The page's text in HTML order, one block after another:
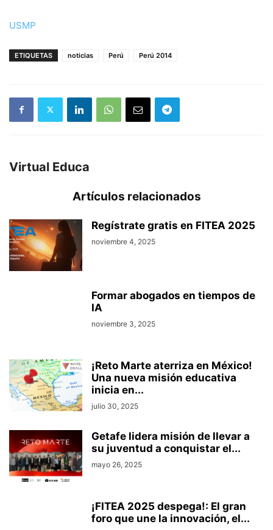
USMP
ETIQUETAS noticias Perú Perú 2014
Virtual Educa
Artículos relacionados
Regístrate gratis en FITEA 2025
noviembre 4, 2025
Formar abogados en tiempos de
IA
noviembre 3, 2025
¡Reto Marte aterriza en México!
Una nueva misión educativa
inicia en...
julio 30, 2025
Getafe lidera misión de llevar a
su juventud a conquistar el...
mayo 26, 2025
¡FITEA 2025 despega!: El gran
foro que une la innovación, el...